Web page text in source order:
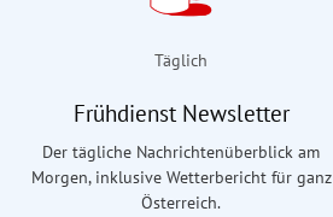
Täglich
Frühdienst Newsletter
Der tägliche Nachrichtenüberblick am
Morgen, inklusive Wetterbericht für ganz
Österreich.